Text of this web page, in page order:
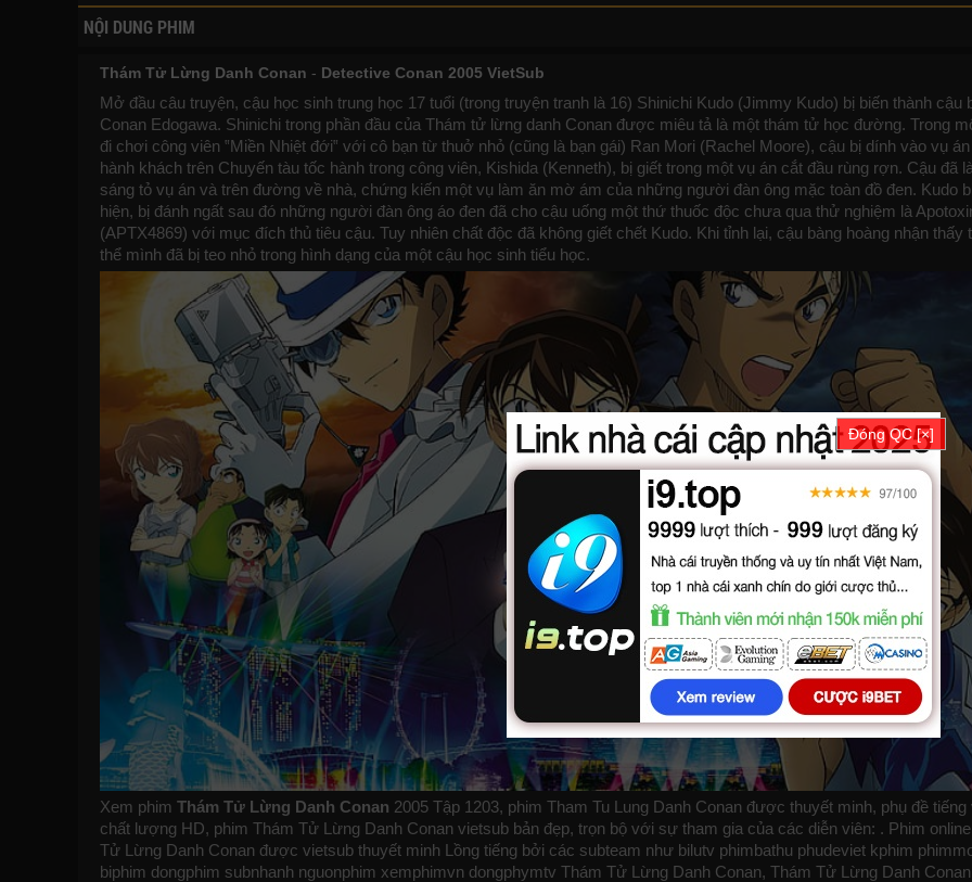
NỘI DUNG PHIM
Thám Tử Lừng Danh Conan - Detective Conan 2005 VietSub
Mở đầu câu truyện, cậu học sinh trung học 17 tuổi (trong truyện tranh là 16) Shinichi Kudo (Jimmy Kudo) bị biến thành cậu
Conan Edogawa. Shinichi trong phần đầu của Thám tử lừng danh Conan được miêu tả là một thám tử học đường. Trong
đi chơi công viên ‟Miền Nhiệt đới‟ với cô bạn từ thuở nhỏ (cũng là bạn gái) Ran Mori (Rachel Moore), cậu bị dính vào vụ
hành khách trên Chuyến tàu tốc hành trong công viên, Kishida (Kenneth), bị giết trong một vụ án cắt đầu rùng rợn. Cậu đã
sáng tỏ vụ án và trên đường về nhà, chứng kiến một vụ làm ăn mờ ám của những người đàn ông mặc toàn đồ đen. Kudo
hiện, bị đánh ngất sau đó những người đàn ông áo đen đã cho cậu uống một thứ thuốc độc chưa qua thử nghiệm là
(APTX4869) với mục đích thủ tiêu cậu. Tuy nhiên chất độc đã không giết chết Kudo. Khi tỉnh lại, cậu bàng hoàng nhận thấy
thể mình đã bị teo nhỏ trong hình dạng của một cậu học sinh tiểu học.
Xem phim Thám Tử Lừng Danh Conan 2005 Tập 1203, phim Tham Tu Lung Danh Conan được thuyết minh, phụ đề tiếng
chất lượng HD, phim Thám Tử Lừng Danh Conan vietsub bản đẹp, trọn bộ với sự tham gia của các diễn viên: . Phim
Tử Lừng Danh Conan được vietsub thuyết minh Lồng tiếng bởi các subteam như bilutv phimbathu phudeviet kphim
biphim dongphim subnhanh nguonphim xemphimvn dongphymtv Thám Tử Lừng Danh Conan, Thám Tử Lừng Danh
Đóng QC [×]